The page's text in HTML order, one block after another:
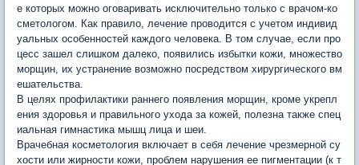
е которых можно оговаривать исключительно только с врачом-ко
сметологом. Как правило, лечение проводится с учетом индивид
уальных особенностей каждого человека. В том случае, если про
цесс зашел слишком далеко, появились избытки кожи, множество
морщин, их устранение возможно посредством хирургического вм
ешательства.
В целях профилактики раннего появления морщин, кроме укрепл
ения здоровья и правильного ухода за кожей, полезна также спец
иальная гимнастика мышц лица и шеи.
Врачебная косметология включает в себя лечение чрезмерной су
хости или жирности кожи, проблем нарушения ее пигментации (к т